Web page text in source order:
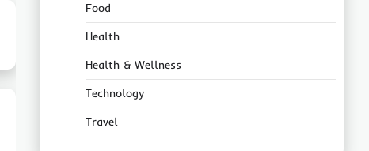
Food
Health
Health & Wellness
Technology
Travel